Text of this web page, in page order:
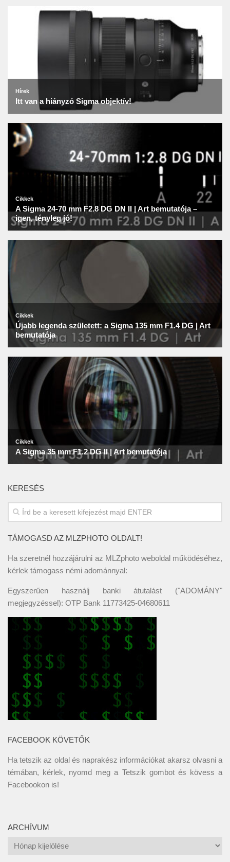
KERESÉS
TÁMOGASD AZ MLZPHOTO OLDALT!
Ha szeretnél hozzájárulni az MLZphoto weboldal működéséhez,
kérlek támogass némi adománnyal:
Egyszerűen használj banki átutalást ("ADOMÁNY"
megjegyzéssel): OTP Bank 11773425-04680611
FACEBOOK KÖVETŐK
Ha tetszik az oldal és naprakész információkat akarsz olvasni a
témában, kérlek, nyomd meg a Tetszik gombot és kövess a
Facebookon is!
ARCHÍVUM
Archívum